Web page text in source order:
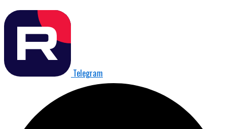
Telegram